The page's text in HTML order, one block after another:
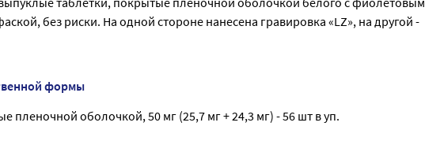
без риски. На одной стороне нанесена гравировка «LZ», на другой -
формы
пленочной оболочкой, 50 мг (25,7 мг + 24,3 мг) - 56 шт в уп.